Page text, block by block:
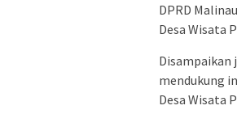
DPRD
Desa Wisata
Disampaikan
mendukung
Desa Wisata